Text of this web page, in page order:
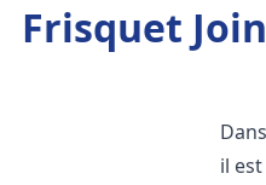
Frisquet
il